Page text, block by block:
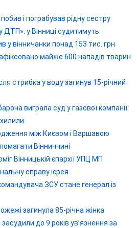
і пограбував рідну сестру
у Вінниці судитимуть
у вінничанки понад 153 тис. грн
майже 600 нападів тварин
стрибка у воду загинув 15-річний
виграла суд у газової компанії:
між Києвом і Варшавою
Вінниччині
Вінницькій єпархії УПЦ МП
справу ієрея
ЗСУ стане генерал із
загинула 85-річна жінка
засудили до 9 років ув’язнення за